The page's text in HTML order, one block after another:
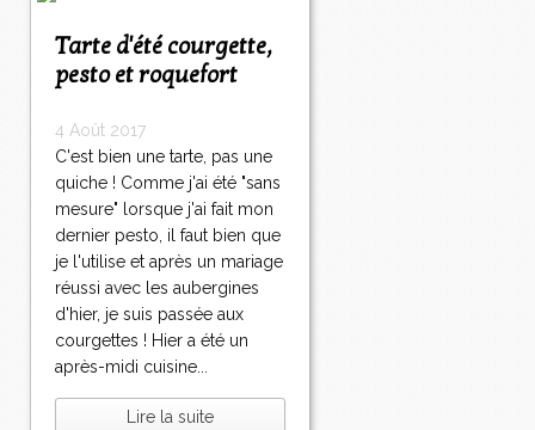
Tarte d'été courgette,
pesto et roquefort
4 Août 2017
C'est bien une tarte, pas une
quiche ! Comme j'ai été "sans
mesure" lorsque j'ai fait mon
dernier pesto, il faut bien que
je l'utilise et après un mariage
réussi avec les aubergines
d'hier, je suis passée aux
courgettes ! Hier a été un
après-midi cuisine...
Lire la suite